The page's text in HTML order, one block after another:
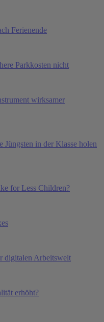
Ferienende
Parkkosten nicht
wirksamer
in der Klasse holen
for Less Children?
digitalen Arbeitswelt
erhöht?